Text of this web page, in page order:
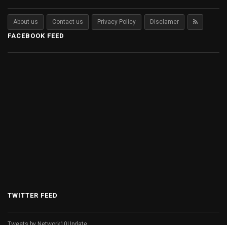
About us Contact us Privacy Policy Disclamer
FACEBOOK FEED
TWITTER FEED